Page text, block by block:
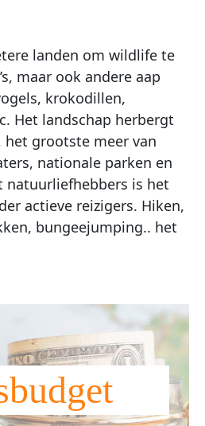
landen om wildlife te
maar ook andere aap
krokodillen,
Het landschap herbergt
het grootste meer van
nationale parken en
natuurliefhebbers is het
actieve reizigers. Hiken,
bungeejumping.. het